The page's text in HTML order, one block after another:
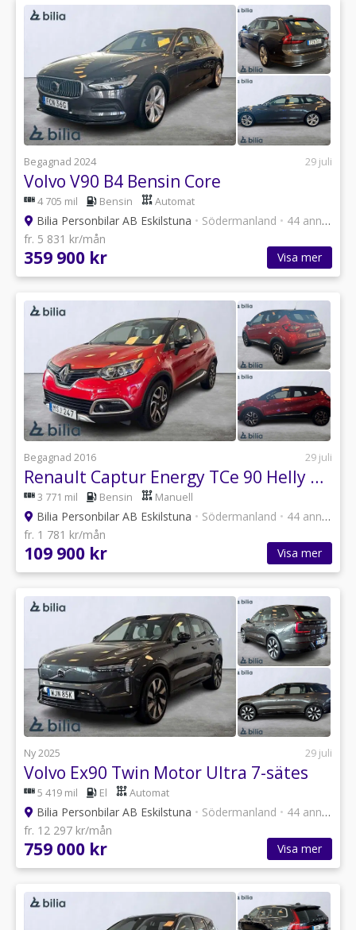
Begagnad 2024 29 juli
Volvo V90 B4 Bensin Core
4 705 mil Bensin Automat
Bilia Personbilar AB Eskilstuna • Södermanland • 44 annonser
fr. 5 831 kr/mån
359 900 kr Visa mer
Begagnad 2016 29 juli
Renault Captur Energy TCe 90 Helly Hansen II
3 771 mil Bensin Manuell
Bilia Personbilar AB Eskilstuna • Södermanland • 44 annonser
fr. 1 781 kr/mån
109 900 kr Visa mer
Ny 2025 29 juli
Volvo Ex90 Twin Motor Ultra 7-sätes
5 419 mil El Automat
Bilia Personbilar AB Eskilstuna • Södermanland • 44 annonser
fr. 12 297 kr/mån
759 000 kr Visa mer